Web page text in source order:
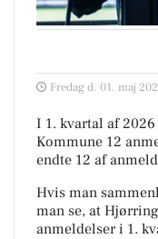
Fredag d. 01. maj
I 1. kvartal af
Kommune 12
endte 12 af
Hvis man
man se, at
anmeldelser i 1.